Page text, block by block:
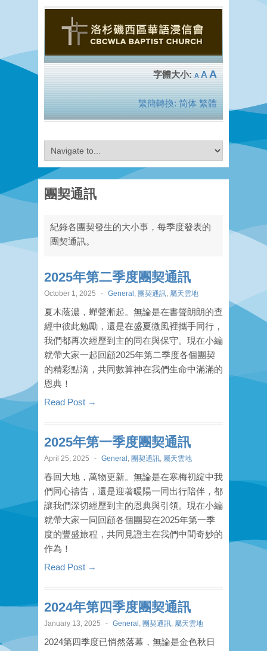
A A A
繁簡轉換: 简体 繁體
團契通訊
紀錄各團契發生的大小事，每季度發表的
團契通訊。
2025年第二季度團契通訊
October 1, 2025 - General 團契通訊 屬天雲地
夏木蔭濃，蟬聲漸起。無論是在書聲朗朗的查
經中彼此勉勵，還是在盛夏微風裡攜手同行，
我們都再次經歷到主的同在與保守。現在小編
就帶大家一起回顧2025年第二季度各個團契
的精彩點滴，共同數算神在我們生命中滿滿的
恩典！
Read Post →
2025年第一季度團契通訊
April 25, 2025 - General 團契通訊 屬天雲地
春回大地，萬物更新。無論是在寒梅初綻中我
們同心禱告，還是迎著暖陽一同出行陪伴，都
讓我們深切經歷到主的恩典與引領。現在小編
就帶大家一同回顧各個團契在2025年第一季
度的豐盛旅程，共同見證主在我們中間奇妙的
作為！
Read Post →
2024年第四季度團契通訊
January 13, 2025 - General 團契通訊 屬天雲地
2024第四季度已悄然落幕，無論是金色秋日